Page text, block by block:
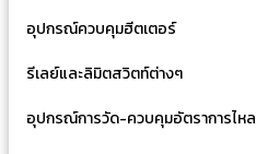
อุปกรณ์ควบคุมฮีตเตอร์
รีเลย์และลิมิตสวิตท์ต่างๆ
อุปกรณ์การวัด-ควบคุมอัตราการไหล